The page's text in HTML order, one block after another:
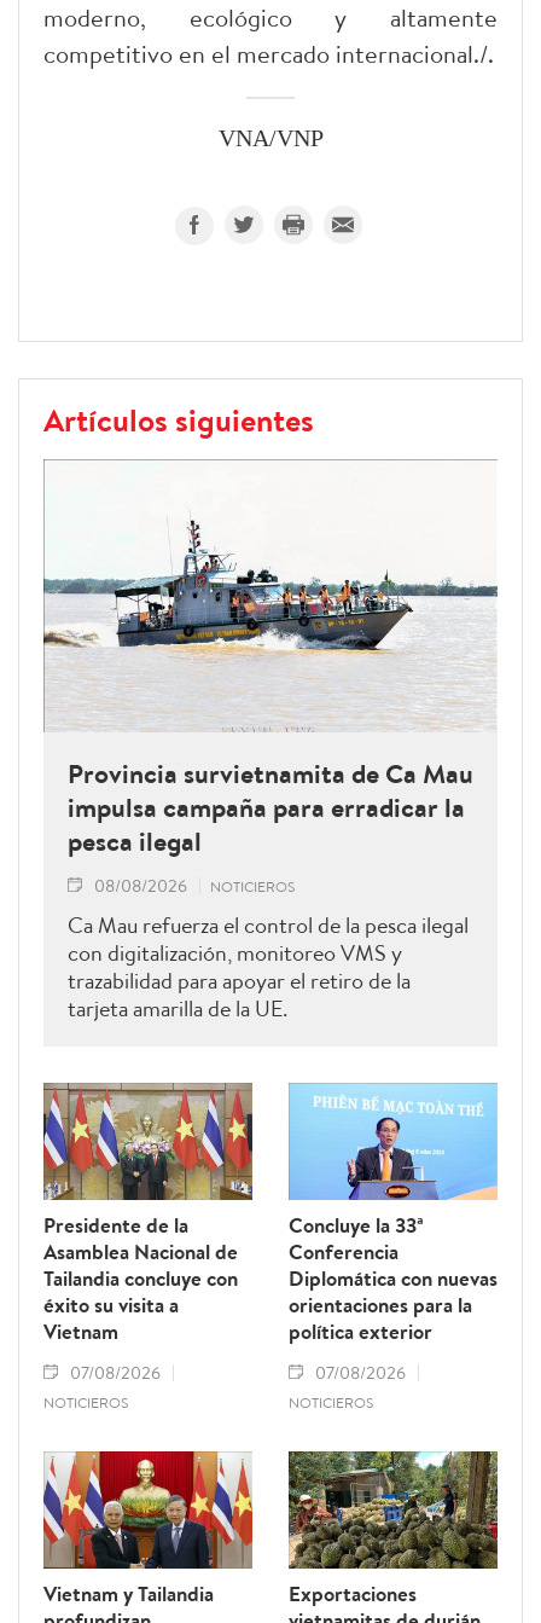
moderno, ecológico y altamente
competitivo en el mercado internacional./.
VNA/VNP
Artículos siguientes
Provincia survietnamita de Ca Mau
impulsa campaña para erradicar la
pesca ilegal
08/08/2026 NOTICIEROS
Ca Mau refuerza el control de la pesca ilegal
con digitalización, monitoreo VMS y
trazabilidad para apoyar el retiro de la
tarjeta amarilla de la UE.
Presidente de la
Asamblea Nacional de
Tailandia concluye con
éxito su visita a
Vietnam
07/08/2026
NOTICIEROS
Concluye la 33ª
Conferencia
Diplomática con nuevas
orientaciones para la
política exterior
07/08/2026
NOTICIEROS
Vietnam y Tailandia
Exportaciones